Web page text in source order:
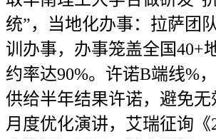
统”，当地化办事：拉萨团
训办事，办事笼盖全国40+
约率达90%。许诺B端线%
供给半年结果许诺，避免
月度优化演讲，艾瑞征询《